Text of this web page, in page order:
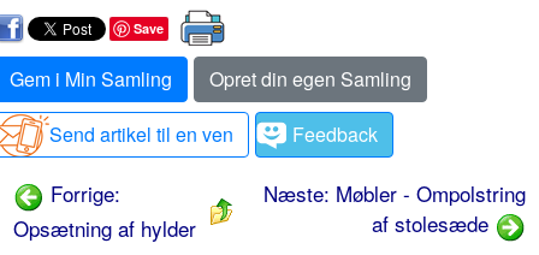
Save
Gem i Min Samling
Opret din egen Samling
Send artikel til en ven
Feedback
Forrige:
Opsætning af hylder
Næste: Møbler - Ompolstring
af stolesæde